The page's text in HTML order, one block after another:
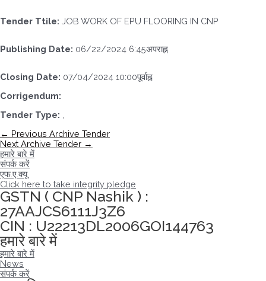
Tender Ttile: JOB WORK OF EPU FLOORING IN CNP
Publishing Date: 06/22/2024 6:45अपराह्न
Closing Date: 07/04/2024 10:00पूर्वाह्न
Corrigendum:
Tender Type:
पोस्ट
नेविगेशन
← Previous Archive Tender
Next Archive Tender →
हमारे बारे में
संपर्क करें
एफ.ए.क्यू
Click here to take integrity pledge
GSTN ( CNP Nashik ) :
27AAJCS6111J3Z6
CIN : U22213DL2006GOI144763
हमारे बारे में
हमारे बारे में
News
संपर्क करें